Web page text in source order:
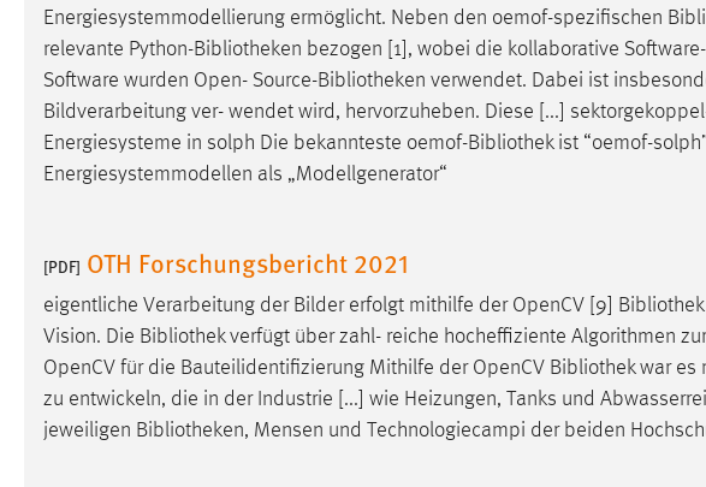
Energiesystemmodellierung ermöglicht. Neben den oemof-spezifischen
relevante Python-Bibliotheken bezogen [1], wobei die kollaborative
Software wurden Open- Source-Bibliotheken verwendet. Dabei ist
Bildverarbeitung ver- wendet wird, hervorzuheben. Diese [...]
Energiesysteme in solph Die bekannteste oemof-Bibliothekist “oemof-
Energiesystemmodellen als „Modellgenerator“
[PDF] OTH Forschungsbericht 2021
eigentliche Verarbeitung der Bilder erfolgt mithilfe der OpenCV [9]
Bibliothek
Vision. Die Bibliothekverfügt über zahl- reiche hocheffiziente Algorithmen
OpenCV für die Bauteilidentifizierung Mithilfe der OpenCV Bibliothekwar es
zu entwickeln, die in der Industrie [...] wie Heizungen, Tanks und
jeweiligen Bibliotheken, Mensen und Technologiecampi der beiden
unsere Besucher unsere Website nutzen.
Matomo
Name: _pk_ref, _pk_cvar, _pk_id, _pk_ses
Zweck: Zugriffsstatistik
MARKETING
Marketing Cookies werden von Drittanbietern
verwendet, um personalisierte Werbung anzuzeigen.
Sie tun dies, indem sie Besucher über Websites
hinweg verfolgen.